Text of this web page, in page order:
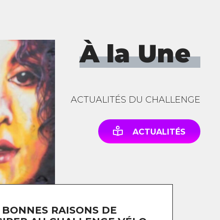
RAISONS DE
À la Une
ACTUALITÉS DU CHALLENGE
ACTUALITÉS